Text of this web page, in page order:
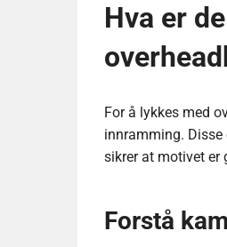
Hva er
For å lykkes med
innramming. Disse
sikrer at motivet er
Forstå